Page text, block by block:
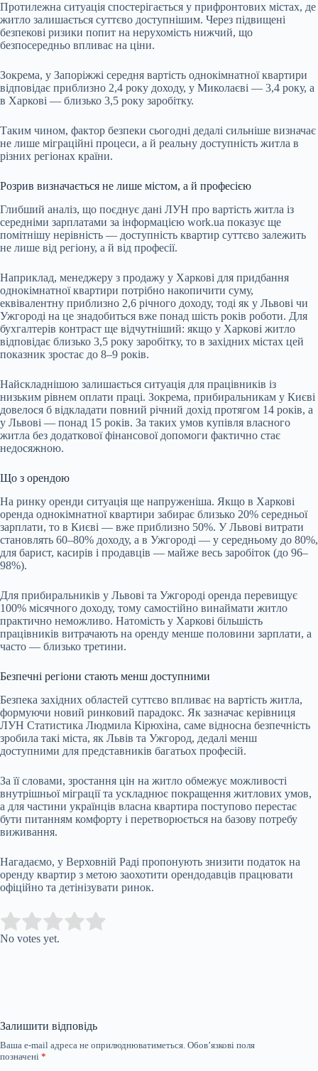
Протилежна ситуація спостерігається у прифронтових містах, де
житло залишається суттєво доступнішим. Через підвищені
безпекові ризики попит на нерухомість нижчий, що
безпосередньо впливає на ціни.
Зокрема, у Запоріжжі середня вартість однокімнатної квартири
відповідає приблизно 2,4 року доходу, у Миколаєві — 3,4 року, а
в Харкові — близько 3,5 року заробітку.
Таким чином, фактор безпеки сьогодні дедалі сильніше визначає
не лише міграційні процеси, а й реальну доступність житла в
різних регіонах країни.
Розрив визначається не лише містом, а й професією
Глибший аналіз, що поєднує дані ЛУН про вартість житла із
середніми зарплатами за інформацією work.ua показує ще
помітнішу нерівність — доступність квартир суттєво залежить
не лише від регіону, а й від професії.
Наприклад, менеджеру з продажу у Харкові для придбання
однокімнатної квартири потрібно накопичити суму,
еквівалентну приблизно 2,6 річного доходу, тоді як у Львові чи
Ужгороді на це знадобиться вже понад шість років роботи. Для
бухгалтерів контраст ще відчутніший: якщо у Харкові житло
відповідає близько 3,5 року заробітку, то в західних містах цей
показник зростає до 8–9 років.
Найскладнішою залишається ситуація для працівників із
низьким рівнем оплати праці. Зокрема, прибиральникам у Києві
довелося б відкладати повний річний дохід протягом 14 років, а
у Львові — понад 15 років. За таких умов купівля власного
житла без додаткової фінансової допомоги фактично стає
недосяжною.
Що з орендою
На ринку оренди ситуація ще напруженіша. Якщо в Харкові
оренда однокімнатної квартири забирає близько 20% середньої
зарплати, то в Києві — вже приблизно 50%. У Львові витрати
становлять 60–80% доходу, а в Ужгороді — у середньому до 80%,
для барист, касирів і продавців — майже весь заробіток (до 96–
98%).
Для прибиральників у Львові та Ужгороді оренда перевищує
100% місячного доходу, тому самостійно винаймати житло
практично неможливо. Натомість у Харкові більшість
працівників витрачають на оренду менше половини зарплати, а
часто — близько третини.
Безпечні регіони стають менш доступними
Безпека західних областей суттєво впливає на вартість житла,
формуючи новий ринковий парадокс. Як зазначає керівниця
ЛУН Статистика Людмила Кірюхіна, саме відносна безпечність
зробила такі міста, як Львів та Ужгород, дедалі менш
доступними для представників багатьох професій.
За її словами, зростання цін на житло обмежує можливості
внутрішньої міграції та ускладнює покращення житлових умов,
а для частини українців власна квартира поступово перестає
бути питанням комфорту і перетворюється на базову потребу
виживання.
Нагадаємо, у Верховній Раді пропонують знизити податок на
оренду квартир з метою заохотити орендодавців працювати
офіційно та детінізувати ринок.
Rate this item:
No votes yet.
Залишити відповідь
Ваша e-mail адреса не оприлюднюватиметься. Обов’язкові поля
позначені *